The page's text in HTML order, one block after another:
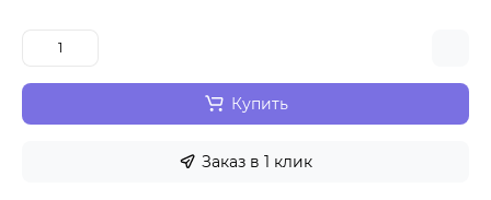
Купить
Заказ в 1 клик